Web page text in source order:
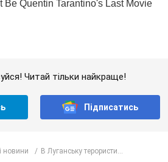
Читай тільки найкраще!
Підписатись
новини В Луганську терористи...